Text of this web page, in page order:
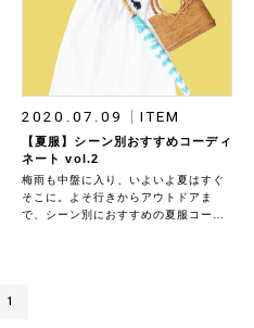
2020.07.09 ITEM
【夏服】シーン別おすすめコーディ
ネート vol.2
梅雨も中盤に入り、いよいよ夏はすぐ
そこに。よそ行きからアウトドアま
で、シーン別におすすめの夏服コーデ
1